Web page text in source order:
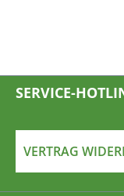
SERVICE-
VERTRAG